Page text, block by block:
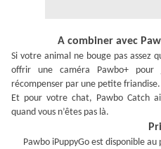
A combiner avec
Si votre animal ne bouge pas assez
offrir une caméra Pawbo+
récompenser par une petite friandise.
Et pour votre chat, Pawbo Catch
quand vous n’êtes pas là.
Pawbo iPuppyGo est disponible